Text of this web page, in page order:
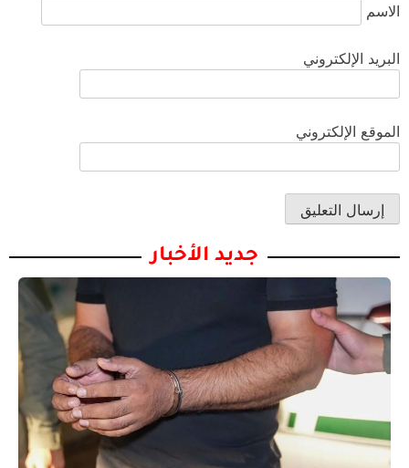
الاسم
البريد الإلكتروني
الموقع الإلكتروني
جديد الأخبار